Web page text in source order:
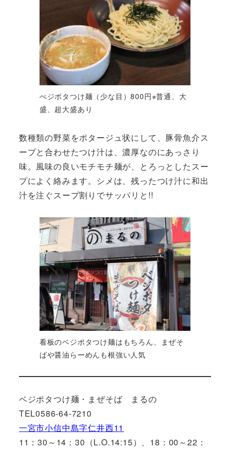
ぺジポタつけ麺（少な目）800円※普通、大
盛、超大盛あり
数種類の野菜をポタージュ状にして、豚骨魚介ス
ープと合わせたつけ汁は、濃厚なのにあっさり
味。風味の良いモチモチ麺が、とろっとしたスー
プによく絡みます。シメは、残ったつけ汁に和出
汁を注ぐスープ割りでサッパリと!!
看板のベジポタつけ麺はもちろん、まぜそ
ばや醤油らーめんも根強い人気
ベジポタつけ麺・まぜそば まるの
TEL0586-64-7210
一宮市小信中島字仁井西11
11：30～14：30（L.O.14:15）、18：00～22：